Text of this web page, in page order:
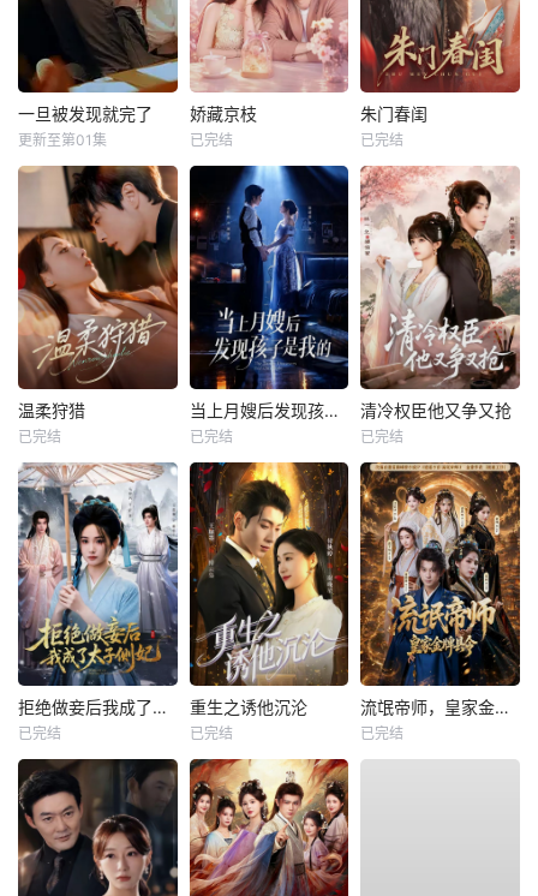
一旦被发现就完了
更新至第01集
娇藏京枝
已完结
朱门春闺
已完结
温柔狩猎
已完结
当上月嫂后发现孩子是我的
已完结
清冷权臣他又争又抢
已完结
拒绝做妾后我成了太子侧妃
已完结
重生之诱他沉沦
已完结
流氓帝师，皇家金牌县令
已完结